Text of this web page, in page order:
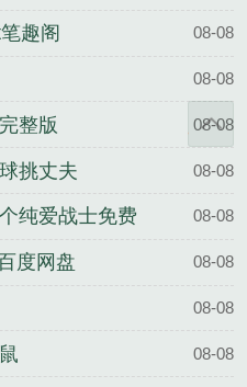
趣阁 08-08
08-08
整版 08-08
挑丈夫 08-08
纯爱战士免费
08-08
度网盘 08-08
08-08
08-08